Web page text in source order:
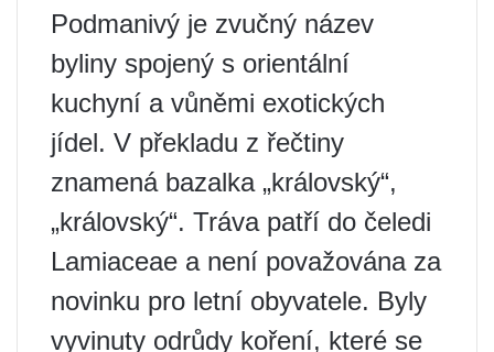
Podmanivý je zvučný název
byliny spojený s orientální
kuchyní a vůněmi exotických
jídel. V překladu z řečtiny
znamená bazalka „královský“,
„královský“. Tráva patří do čeledi
Lamiaceae a není považována za
novinku pro letní obyvatele. Byly
vyvinuty odrůdy koření, které se